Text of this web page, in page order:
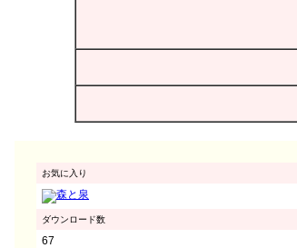
お気に入り
ダウンロード数
67